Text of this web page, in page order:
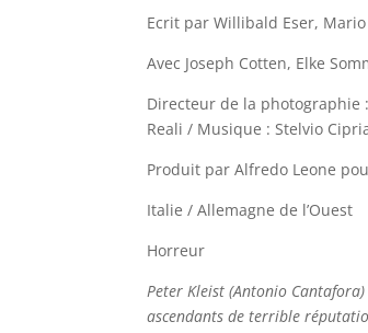
Ecrit par Willibald Eser,
Avec Joseph Cotten, Elke
Directeur de la photographie
Reali / Musique : Stelvio
Produit par Alfredo Leone
Italie / Allemagne de l’Ouest
Horreur
Peter Kleist (Antonio
ascendants de terrible